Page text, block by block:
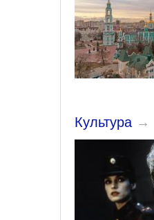
Культура →